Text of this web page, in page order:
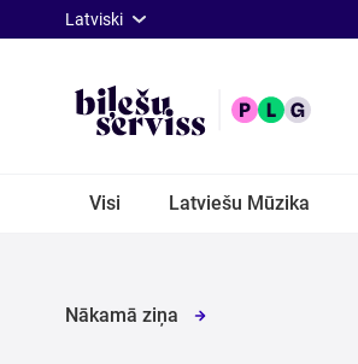
Latviski
Visi Latviešu Mūzika
Nākamā ziņa